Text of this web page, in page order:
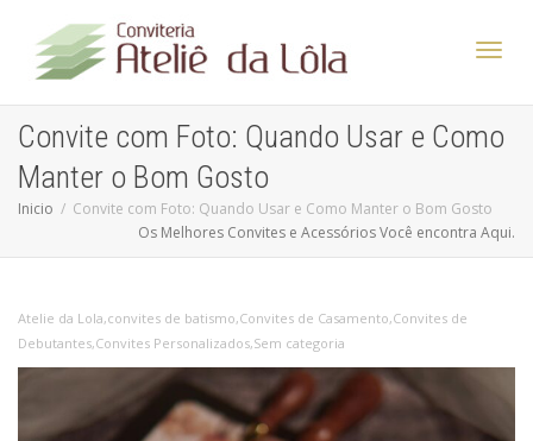
Convite com Foto: Quando Usar e Como
Manter o Bom Gosto
Inicio
Convite com Foto: Quando Usar e Como Manter o Bom Gosto
Os Melhores Convites e Acessórios Você encontra Aqui.
Atelie da Lola,convites de batismo,Convites de Casamento,Convites de
Debutantes,Convites Personalizados,Sem categoria